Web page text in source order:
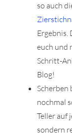
so auch
Ergebnis.
euch und
Schritt-
Blog!
Scherben
nochmal
Teller auf
sondern